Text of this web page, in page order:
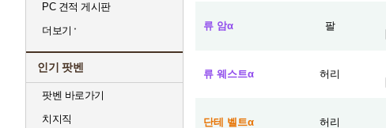
PC 견적 게시판
더보기
인기 팟벤
팟벤 바로가기
치지직
류 암α 팔
류 웨스트α 허리
단테 벨트α 허리